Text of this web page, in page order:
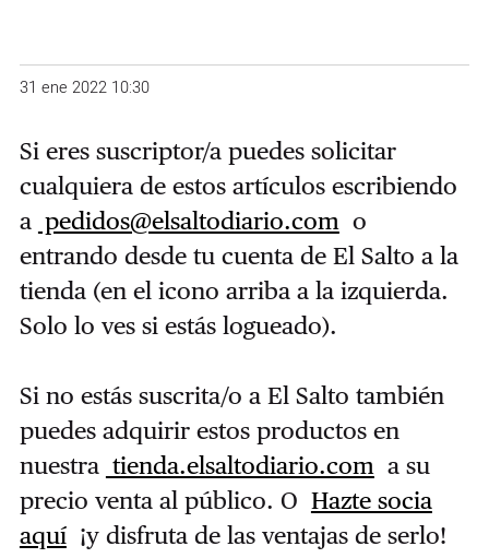
31 ene 2022 10:30
Si eres suscriptor/a puedes solicitar
cualquiera de estos artículos escribiendo
a pedidos@elsaltodiario.com o
entrando desde tu cuenta de El Salto a la
tienda (en el icono arriba a la izquierda.
Solo lo ves si estás logueado).
Si no estás suscrita/o a El Salto también
puedes adquirir estos productos en
nuestra tienda.elsaltodiario.com a su
precio venta al público. O Hazte socia
aquí¡y disfruta de las ventajas de serlo!